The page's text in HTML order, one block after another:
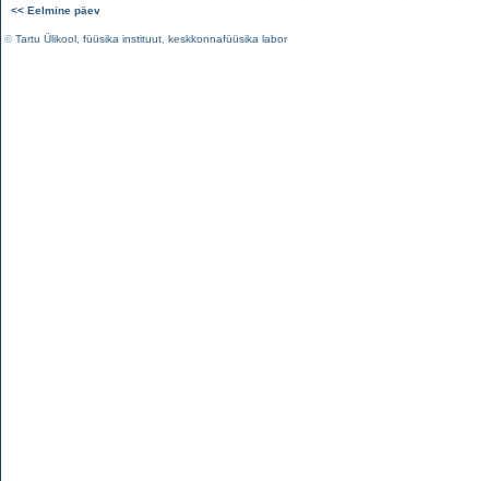
<< Eelmine päev
©Tartu Ülikool füüsika instituut keskkonnafüüsika labor